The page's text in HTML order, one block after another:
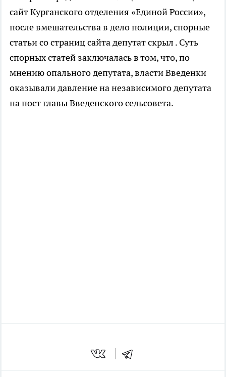
сайт Курганского отделения «Единой России»,
после вмешательства в дело полиции, спорные
статьи со страниц сайта депутат скрыл . Суть
спорных статей заключалась в том, что, по
мнению опального депутата, власти Введенки
оказывали давление на независимого депутата
на пост главы Введенского сельсовета.